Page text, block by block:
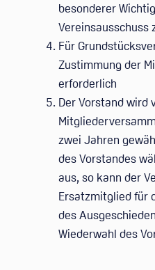
besonderer
Vereinsausschuss
Für
Zustimmung der
erforderlich
Der Vorstand wird
zwei Jahren
des Vorstandes
aus, so kann der
Ersatzmitglied für
des
Wiederwahl des